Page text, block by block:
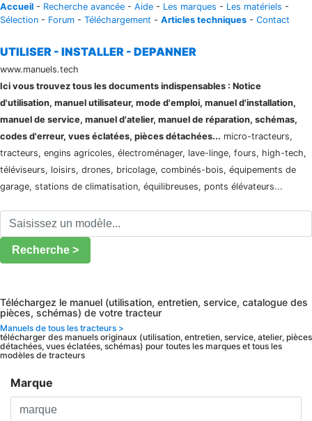
Accueil - Recherche avancée - Aide - Les marques - Les matériels -
Sélection - Forum - Téléchargement - Articles techniques - Contact
UTILISER - INSTALLER - DEPANNER
www.manuels.tech
Ici vous trouvez tous les documents indispensables : Notice
d'utilisation, manuel utilisateur, mode d'emploi, manuel d'installation,
manuel de service, manuel d'atelier, manuel de réparation, schémas,
codes d'erreur, vues éclatées, pièces détachées... micro-tracteurs,
tracteurs, engins agricoles, électroménager, lave-linge, fours, high-tech,
téléviseurs, loisirs, drones, bricolage, combinés-bois, équipements de
garage, stations de climatisation, équilibreuses, ponts élévateurs...
Recherche >
Téléchargez le manuel (utilisation, entretien, service, catalogue des
pièces, schémas) de votre tracteur
Manuels de tous les tracteurs >
télécharger des manuels originaux (utilisation, entretien, service, atelier, pièces
détachées, vues éclatées, schémas) pour toutes les marques et tous les
modèles de tracteurs
Marque